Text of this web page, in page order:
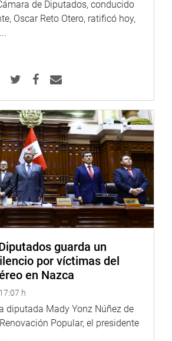
Dipas Huamán (FP), Lizbeth
Vergara Pinto (FP), y Edilberto
otros representantes también
y coincidieron en señalar se
la actividad del Pronabec, para
lo necesitan.
de los parlamentarios, la
señaló que tomará en cuenta
de los representantes y que
para mejorar la calidad de los
que dirige.
TRABAJO
también aprobó su plan de
interno por unanimidad, que
desarrollar y garantizar el acceso y
materia de trabajo, así como
las instituciones que tienen a su
juventud y deporte, entre
a la realidad social y educativa
de Diputados, conducido
Oscar Reto Otero, ratificó hoy,
guarda un
por víctimas del
en Nazca
h
diputada Mady Yonz Núñez de
Popular, el presidente